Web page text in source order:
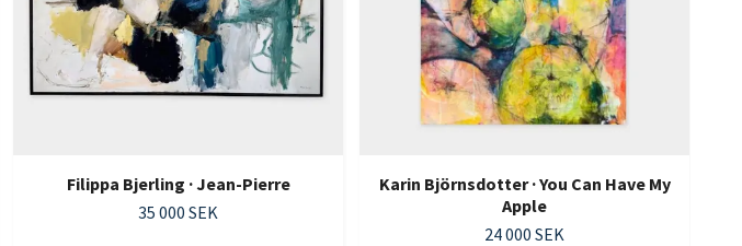
Filippa Bjerling · Jean-Pierre
35 000 SEK
Karin Björnsdotter · You Can Have My
Apple
24 000 SEK